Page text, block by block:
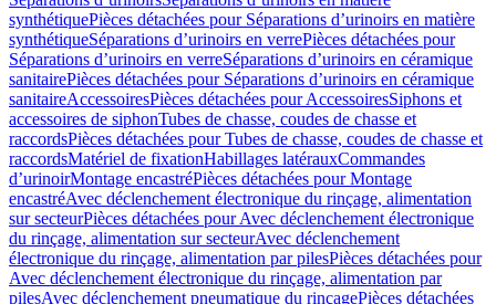
synthétiquePièces détachées pour Séparations d’urinoirs en matière
synthétiqueSéparations d’urinoirs en verrePièces détachées pour
Séparations d’urinoirs en verreSéparations d’urinoirs en céramique
sanitairePièces détachées pour Séparations d’urinoirs en céramique
sanitaireAccessoiresPièces détachées pour AccessoiresSiphons et
accessoires de siphonTubes de chasse, coudes de chasse et
raccordsPièces détachées pour Tubes de chasse, coudes de chasse et
raccordsMatériel de fixationHabillages latérauxCommandes
dʼurinoirMontage encastréPièces détachées pour Montage
encastréAvec déclenchement électronique du rinçage, alimentation
sur secteurPièces détachées pour Avec déclenchement électronique
du rinçage, alimentation sur secteurAvec déclenchement
électronique du rinçage, alimentation par pilesPièces détachées pour
Avec déclenchement électronique du rinçage, alimentation par
pilesAvec déclenchement pneumatique du rinçagePièces détachées